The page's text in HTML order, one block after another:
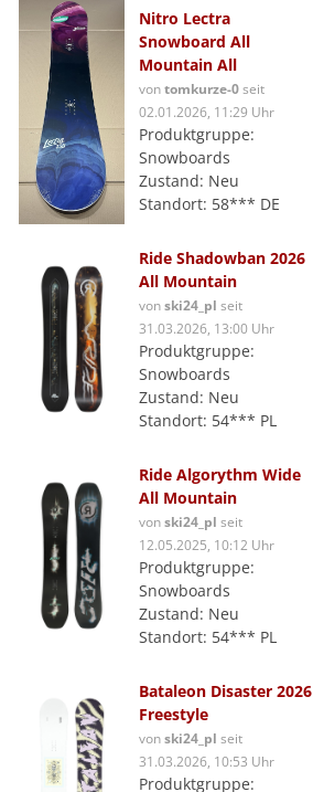
Nitro Lectra
Snowboard All
Mountain All
vontomkurze-0seit
02.01.2026, 11:29 Uhr
Produktgruppe:
Snowboards
Zustand: Neu
Standort: 58*** DE
Ride Shadowban 2026
All Mountain
vonski24_pl seit
31.03.2026, 13:00 Uhr
Produktgruppe:
Snowboards
Zustand: Neu
Standort: 54*** PL
Ride Algorythm Wide
All Mountain
vonski24_pl seit
12.05.2025, 10:12 Uhr
Produktgruppe:
Snowboards
Zustand: Neu
Standort: 54*** PL
Bataleon Disaster 2026
Freestyle
vonski24_pl seit
31.03.2026, 10:53 Uhr
Produktgruppe: